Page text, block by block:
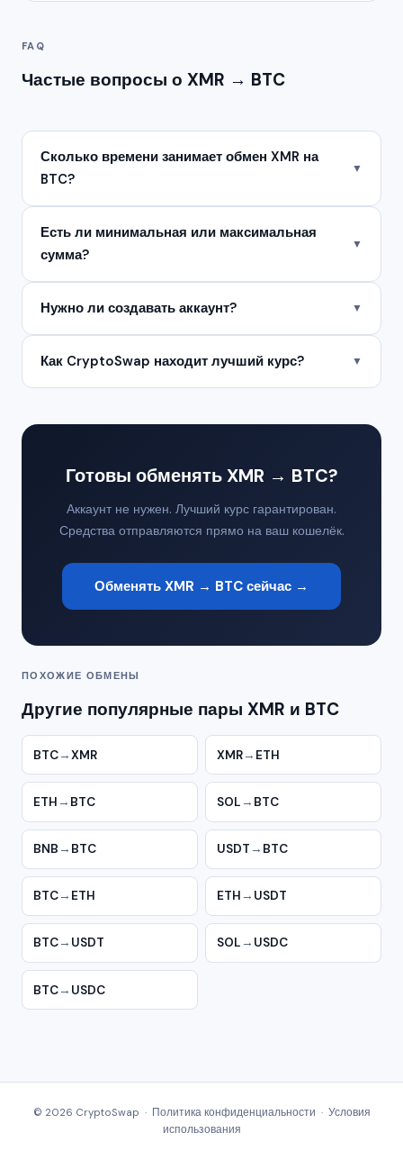
FAQ
Частые вопросы о XMR → BTC
Сколько времени занимает обмен XMR на
BTC?
▼
Есть ли минимальная или максимальная
сумма?
▼
Нужно ли создавать аккаунт? ▼
Как CryptoSwap находит лучший курс? ▼
Готовы обменять XMR → BTC?
Аккаунт не нужен. Лучший курс гарантирован.
Средства отправляются прямо на ваш кошелёк.
Обменять XMR → BTC сейчас →
ПОХОЖИЕ ОБМЕНЫ
Другие популярные пары XMR и BTC
BTC→XMR XMR→ ETH
ETH → BTC SOL → BTC
BNB → BTC USDT → BTC
BTC→ ETH ETH → USDT
BTC→ USDT SOL → USDC
BTC→ USDC
© 2026 CryptoSwap · Политика конфиденциальности · Условия
использования